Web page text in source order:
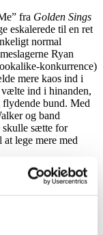
fra Golden Sings
eskalerede til en ret
normal
Ryan
konkurrence)
mere kaos ind i
ind i hinanden,
flydende bund. Med
og band
skulle sætte for
lege mere med
jeg især havde set
mindst fra
til den egentlige